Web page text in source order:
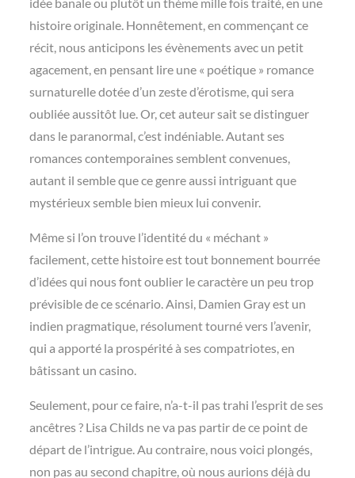
histoire originale. Honnêtement, en commençant ce
récit, nous anticipons les évènements avec un petit
agacement, en pensant lire une « poétique » romance
surnaturelle dotée d’un zeste d’érotisme, qui sera
oubliée aussitôt lue. Or, cet auteur sait se distinguer
dans le paranormal, c’est indéniable. Autant ses
romances contemporaines semblent convenues,
autant il semble que ce genre aussi intriguant que
mystérieux semble bien mieux lui convenir.
Même si l’on trouve l’identité du « méchant »
facilement, cette histoire est tout bonnement bourrée
d’idées qui nous font oublier le caractère un peu trop
prévisible de ce scénario. Ainsi, Damien Gray est un
indien pragmatique, résolument tourné vers l’avenir,
qui a apporté la prospérité à ses compatriotes, en
bâtissant un casino.
Seulement, pour ce faire, n’a-t-il pas trahi l’esprit de ses
ancêtres ? Lisa Childs ne va pas partir de ce point de
départ de l’intrigue. Au contraire, nous voici plongés,
non pas au second chapitre, où nous aurions déjà du